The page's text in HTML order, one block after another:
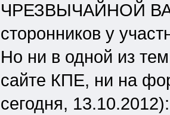
ЧРЕЗВЫЧАЙНОЙ
сторонников у
Но ни в одной из
сайте КПЕ, ни на
сегодня, 13.10.2012):